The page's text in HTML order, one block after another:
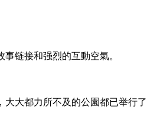
链接和强烈的互動空氣。
大都力所不及的公園都已举行了